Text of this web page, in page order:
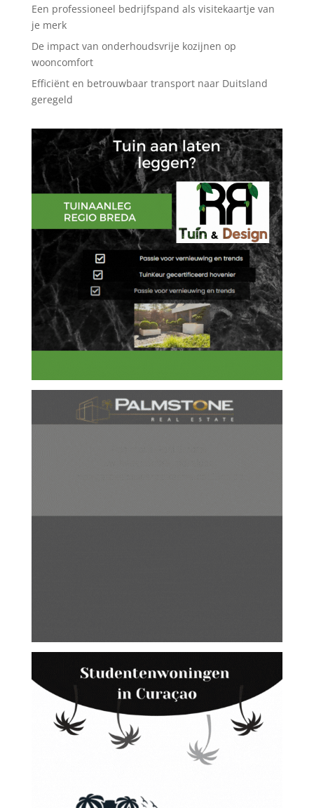
Een professioneel bedrijfspand als visitekaartje van
je merk
De impact van onderhoudsvrije kozijnen op
wooncomfort
Efficiënt en betrouwbaar transport naar Duitsland
geregeld